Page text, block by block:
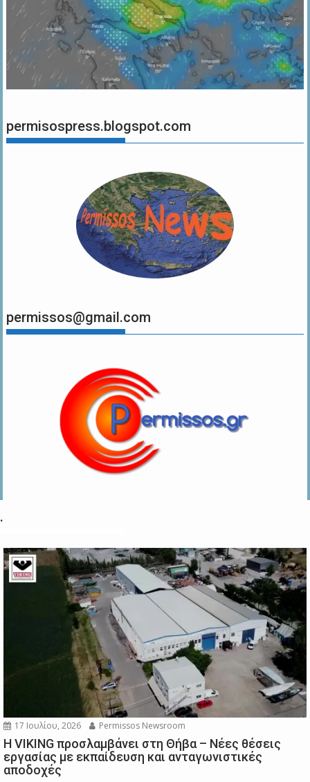
permisospress.blogspot.com
permissos@gmail.com
.
17 Ιουλίου, 2026 Permissos Newsroom
Η VIKING προσλαμβάνει στη Θήβα – Νέες θέσεις
εργασίας με εκπαίδευση και ανταγωνιστικές
αποδοχές